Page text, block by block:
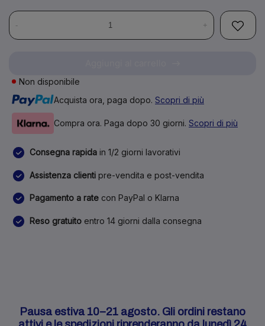
- +
Non disponibile
Acquista ora, paga dopo. Scopri di più
Compra ora. Paga dopo 30 giorni. Scopri di più
Consegna rapida in 1/2 giorni lavorativi
Assistenza clienti pre-vendita e post-vendita
Pagamento a rate con PayPal o Klarna
Reso gratuito entro 14 giorni dalla consegna
Pausa estiva 10–21 agosto. Gli ordini restano